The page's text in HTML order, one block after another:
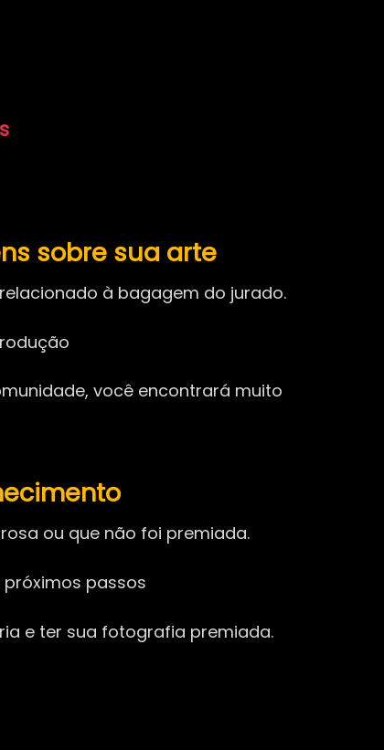
sobre sua arte
à bagagem do jurado.
você encontrará muito
ou que não foi premiada.
próximos passos
e ter sua fotografia premiada.